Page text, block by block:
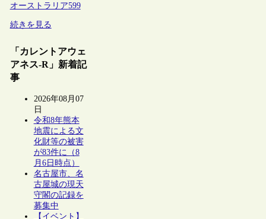
オーストラリア599
続きを見る
「カレントアウェ
アネス-R」新着記
事
2026年08月07
日
令和8年熊本
地震による文
化財等の被害
が83件に（8
月6日時点）
名古屋市、名
古屋城の現天
守閣の記録を
募集中
【イベント】